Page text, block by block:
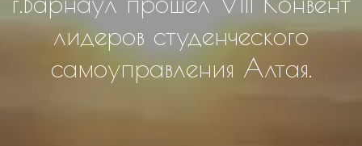
лидеров студенческого
самоуправления Алтая.